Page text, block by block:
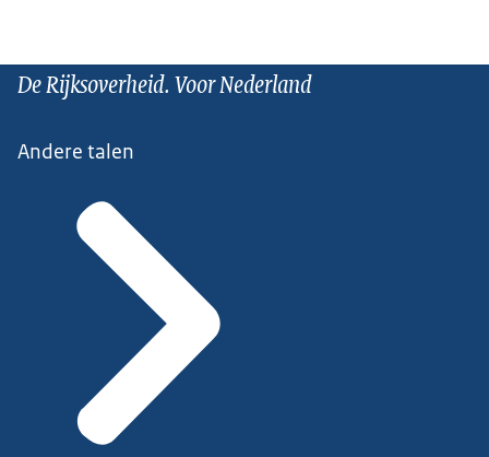
De Rijksoverheid. Voor Nederland
Andere talen